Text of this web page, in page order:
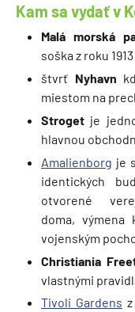
Kam sa vydať v
Malá morská
soška z roku
štvrť Nyhavn
miestom na
Stroget je
hlavnou
Amalienborg je
identických
otvorené
doma, výmena
vojenským
Christiania
vlastnými
Tivoli Gardens